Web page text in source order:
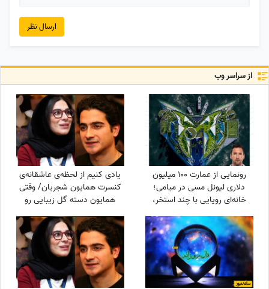
ارسال نظر
از سراسر وب
رونمایی از عمارت 100 میلیون
دلاری لیونل مسی در میامی؛
خانه‌ای رویایی با چند استخر،
سینمای خانگی و گاراژ بزرگ!
یادی کنیم از لحظه‌ی عاشقانه‌ی
کنسرت همایون شجریان/ وقتی
همایون دسته گل زیبایی رو
تقدیم میکنه به سحر
دولت‌شاهی/ چه تیپ مینیمال و
شیکی زده سحر خانم!